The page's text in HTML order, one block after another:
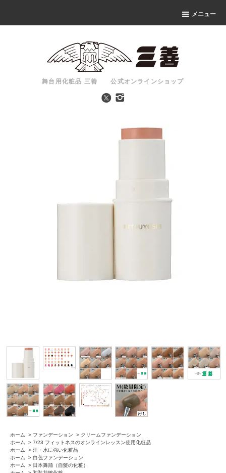
メニュー
舞台用化粧品 三善 公式オンラインショップ
ホーム > ファンデーション > クリームファンデーション
ホーム
> 7/23 フィットネスのオンラインレッスン使用化粧品
ホーム
> 汗・水に強い化粧品
ホーム
> 白色ファンデーション
ホーム
> 日本舞踊（自髪の化粧）